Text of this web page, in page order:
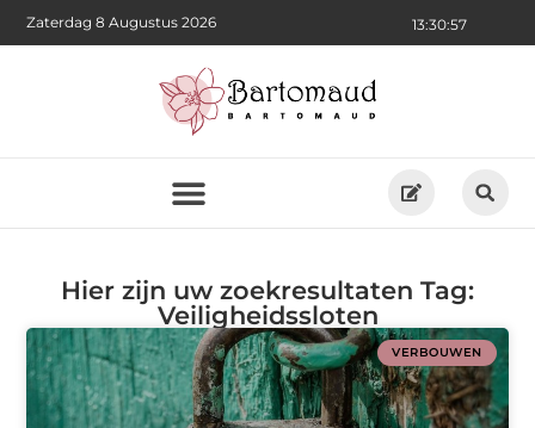
13:30:57
Zaterdag 8 Augustus 2026
Hier zijn uw zoekresultaten Tag:
Veiligheidssloten
VERBOUWEN